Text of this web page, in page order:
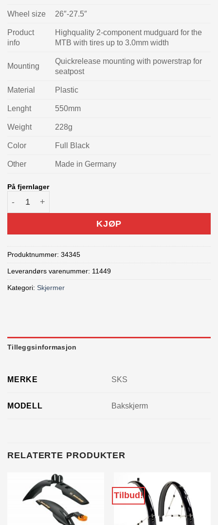
Wheel size 26″-27.5″
Product
info
Highquality 2-component mudguard for the
MTB with tires up to 3.0mm width
Mounting
Quickrelease mounting with powerstrap for
seatpost
Material Plastic
Lenght 550mm
Weight 228g
Color Full Black
Other Made in Germany
På fjernlager
"SKS X-Blade 26""+27,5"" skjerm" antall
KJØP
Produktnummer: 34345
Leverandørs varenummer: 11449
Kategori: Skjermer
Tilleggsinformasjon
MERKE SKS
MODELL Bakskjerm
RELATERTE PRODUKTER
Tilbud!